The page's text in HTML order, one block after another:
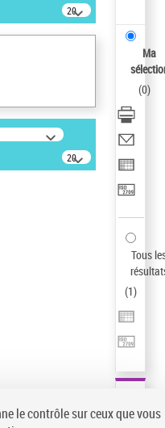
20
résultats/page
20
résultats/page
Ma
(0)
Tous
(1)
le contrôle sur ceux que vous